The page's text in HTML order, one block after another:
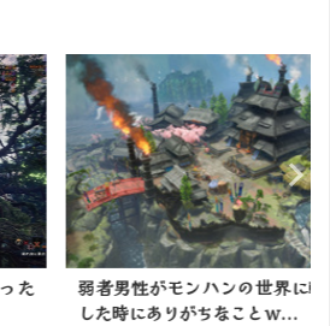
モンハンの世界に転生
りがちなことｗ...
ついに！
場！！【モ